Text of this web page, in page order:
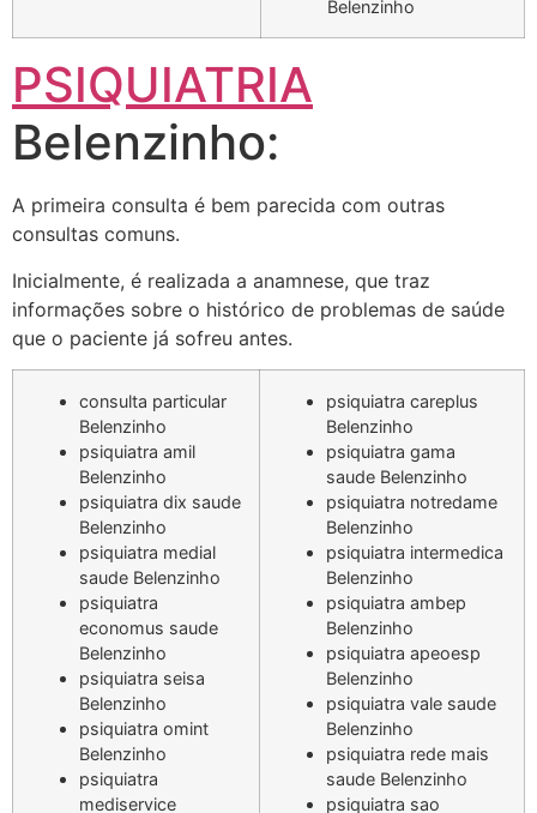
Belenzinho
PSIQUIATRIA
Belenzinho:
A primeira consulta é bem parecida com outras
consultas comuns.
Inicialmente, é realizada a anamnese, que traz
informações sobre o histórico de problemas de saúde
que o paciente já sofreu antes.
consulta particular
Belenzinho
psiquiatra amil
Belenzinho
psiquiatra dix saude
Belenzinho
psiquiatra medial
saude Belenzinho
psiquiatra
economus saude
Belenzinho
psiquiatra seisa
Belenzinho
psiquiatra omint
Belenzinho
psiquiatra
mediservice
psiquiatra careplus
Belenzinho
psiquiatra gama
saude Belenzinho
psiquiatra notredame
Belenzinho
psiquiatra intermedica
Belenzinho
psiquiatra ambep
Belenzinho
psiquiatra apeoesp
Belenzinho
psiquiatra vale saude
Belenzinho
psiquiatra rede mais
saude Belenzinho
psiquiatra sao